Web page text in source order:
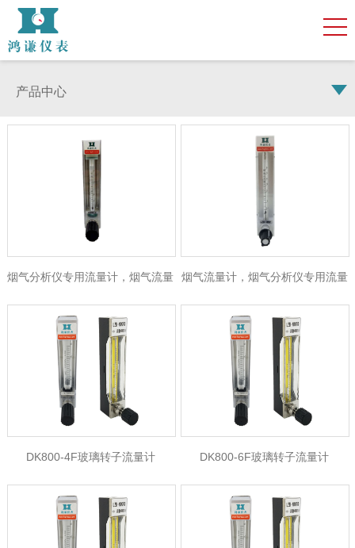
产品中心
烟气分析仪专用流量计，烟气流量
计，PVDF玻璃转子流量计
烟气流量计，烟气分析仪专用流量
计，LZB-3WBP耐强腐蚀PVDF材
DK800-4F玻璃转子流量计 DK800-6F玻璃转子流量计